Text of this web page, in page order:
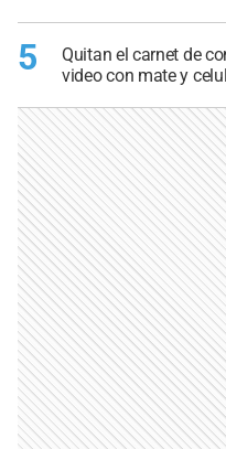
5
Quitan el carnet de
video con mate y